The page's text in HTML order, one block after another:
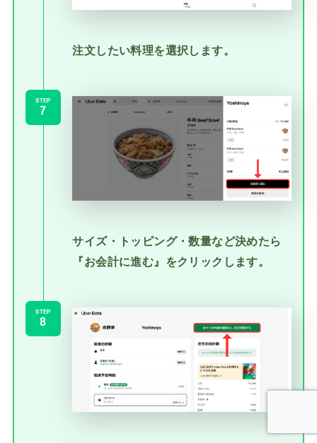
注文したい料理を選択します。
STEP
サイズ・トッピング・数量など決めたら
『お会計に進む』をクリックします。
STEP